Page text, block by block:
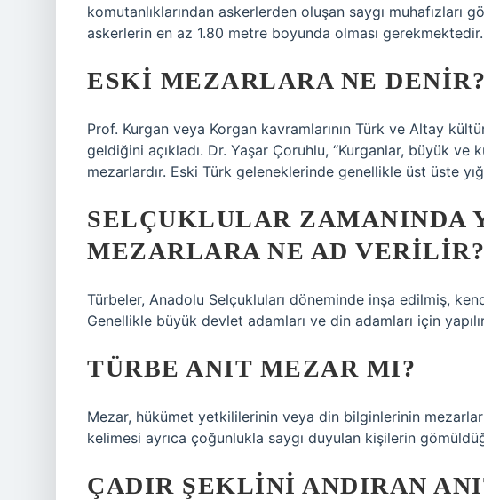
komutanlıklarından askerlerden oluşan saygı muhafızları
askerlerin en az 1.80 metre boyunda olması gerekmektedir.
ESKI MEZARLARA NE DENIR?
Prof. Kurgan veya Korgan kavramlarının Türk ve Altay
geldiğini açıkladı. Dr. Yaşar Çoruhlu, “Kurganlar, büyük ve
mezarlardır. Eski Türk geleneklerinde genellikle üst üste
SELÇUKLULAR ZAMANINDA
MEZARLARA NE AD VERILIR?
Türbeler, Anadolu Selçukluları döneminde inşa edilmiş,
Genellikle büyük devlet adamları ve din adamları için
TÜRBE ANIT MEZAR MI?
Mezar, hükümet yetkililerinin veya din bilginlerinin
kelimesi ayrıca çoğunlukla saygı duyulan kişilerin
ÇADIR ŞEKLINI ANDIRAN